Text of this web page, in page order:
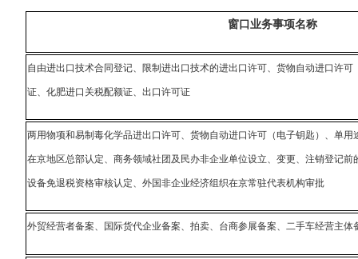
窗口业务事项名称
自由进出口技术合同登记、限制进出口技术的进出口许可、货物自动进口许
证、化肥进口关税配额证、出口许可证
两用物项和易制毒化学品进出口许可、货物自动进口许可（电子钥匙）、单
在京地区总部认定、商务领域社团及民办非企业单位设立、变更、注销登记
设备免退税资格审核认定、外国非企业经济组织在京常驻代表机构审批
外贸经营者备案、国际货代企业备案、拍卖、台商参展备案、二手车经营主体